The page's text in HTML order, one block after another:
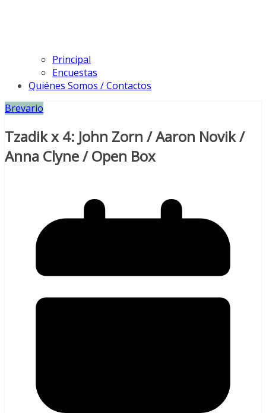
Principal
Encuestas
Quiénes Somos / Contactos
Brevario
Tzadik x 4: John Zorn / Aaron Novik /
Anna Clyne / Open Box